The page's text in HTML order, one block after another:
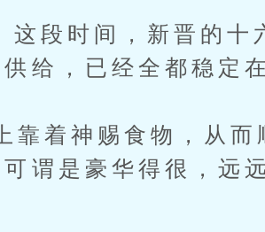
间，新晋的十六
给，已经全都稳定
着神赐食物，从而
谓是豪华得很，远